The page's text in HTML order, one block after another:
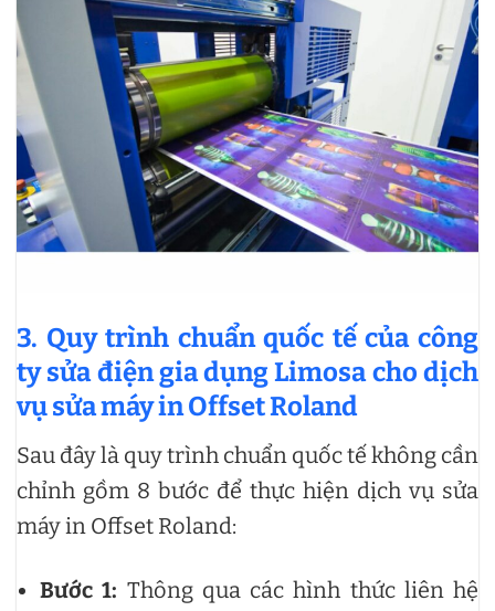
3. Quy trình chuẩn quốc tế của công
ty sửa điện gia dụng Limosa cho dịch
vụ sửa máy in Offset Roland
Sau đây là quy trình chuẩn quốc tế không cần
chỉnh gồm 8 bước để thực hiện dịch vụ sửa
máy in Offset Roland:
Bước 1: Thông qua các hình thức liên hệ